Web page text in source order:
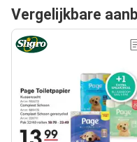
Vergelijkbare